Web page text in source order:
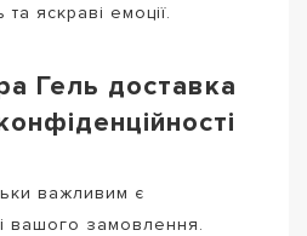
яскраві емоції.
Гель доставка
важливим є
вашого замовлення.